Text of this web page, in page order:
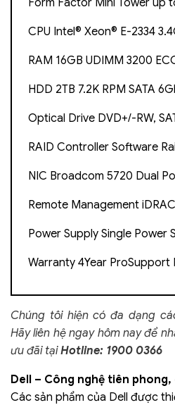
CPU Intel® Xeon® E-2334
RAM 16GB UDIMM 3200
HDD 2TB 7.2K RPM SATA
Optical Drive DVD+/-RW,
RAID Controller Software
NIC Broadcom 5720 Dual
Remote Management
Power Supply Single Power
Warranty 4Year
Chúng tôi hiện có đa dạng
Hãy liên hệ ngay hôm nay để
ưu đãi tạiHotline: 1900 0366
Dell – Công nghệ tiên
Các sản phẩm của Dell được